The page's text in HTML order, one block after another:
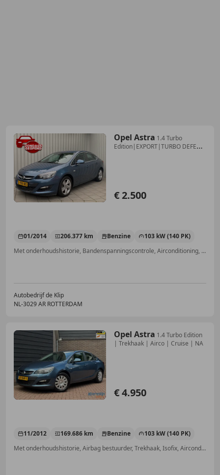
Opel Astra 1.4 Turbo
Edition|EXPORT|TURBO DEFECT
€ 2.500
01/2014 206.377 km Benzine
103 kW (140 PK)
Met onderhoudshistorie, Bandenspanningscontrole, Airconditioning, Navigatiesysteem, CD, Airbag bestuurder, Hill-Hold Control, Elektrische ramen
Autobedrijf de Klip
NL-3029 AR ROTTERDAM
Opel Astra 1.4 Turbo Edition
| Trekhaak | Airco | Cruise | NA
€ 4.950
11/2012 169.686 km Benzine
103 kW (140 PK)
Met onderhoudshistorie, Airbag bestuurder, Trekhaak, Isofix, Airconditioning, CD, Cruise control, Start/Stop-systeem